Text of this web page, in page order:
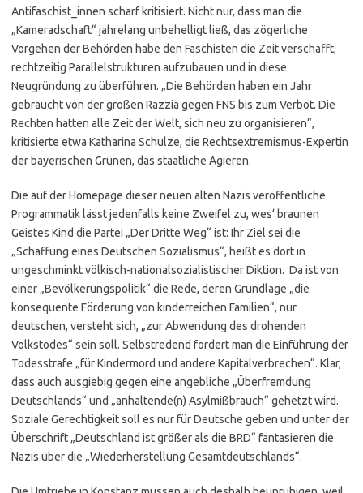
Antifaschist_innen scharf kritisiert. Nicht nur, dass man die
„Kameradschaft“ jahrelang unbehelligt ließ, das zögerliche
Vorgehen der Behörden habe den Faschisten die Zeit verschafft,
rechtzeitig Parallelstrukturen aufzubauen und in diese
Neugründung zu überführen. „Die Behörden haben ein Jahr
gebraucht von der großen Razzia gegen FNS bis zum Verbot. Die
Rechten hatten alle Zeit der Welt, sich neu zu organisieren“,
kritisierte etwa Katharina Schulze, die Rechtsextremismus-Expertin
der bayerischen Grünen, das staatliche Agieren.
Die auf der Homepage dieser neuen alten Nazis veröffentliche
Programmatik lässt jedenfalls keine Zweifel zu, wes‘ braunen
Geistes Kind die Partei „Der Dritte Weg“ ist: Ihr Ziel sei die
„Schaffung eines Deutschen Sozialismus“, heißt es dort in
ungeschminkt völkisch-nationalsozialistischer Diktion. Da ist von
einer „Bevölkerungspolitik“ die Rede, deren Grundlage „die
konsequente Förderung von kinderreichen Familien“, nur
deutschen, versteht sich, „zur Abwendung des drohenden
Volkstodes“ sein soll. Selbstredend fordert man die Einführung der
Todesstrafe „für Kindermord und andere Kapitalverbrechen“. Klar,
dass auch ausgiebig gegen eine angebliche „Überfremdung
Deutschlands“ und „anhaltende(n) Asylmißbrauch“ gehetzt wird.
Soziale Gerechtigkeit soll es nur für Deutsche geben und unter der
Überschrift „Deutschland ist größer als die BRD“ fantasieren die
Nazis über die „Wiederherstellung Gesamtdeutschlands“.